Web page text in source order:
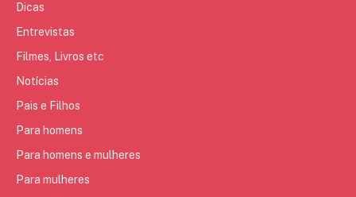
Dicas
Entrevistas
Filmes, Livros etc
Notícias
Pais e Filhos
Para homens
Para homens e mulheres
Para mulheres